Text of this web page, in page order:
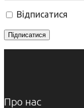
Відписатися
Про нас